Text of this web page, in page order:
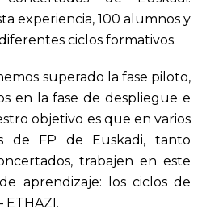
experiencia, 100 alumnos y
ciclos formativos.
superado la fase piloto,
en la fase de despliegue e
objetivo es que en varios
de FP de Euskadi, tanto
trabajen en este
aprendizaje: los ciclos de